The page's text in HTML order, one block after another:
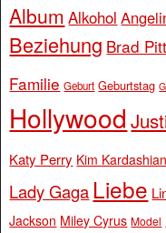
Album Alkohol
Beziehung Brad Pitt
Familie Geburt Geburtstag
Hollywood
Katy Perry Kim Kardashian
Lady Gaga Liebe
Jackson Miley Cyrus Model